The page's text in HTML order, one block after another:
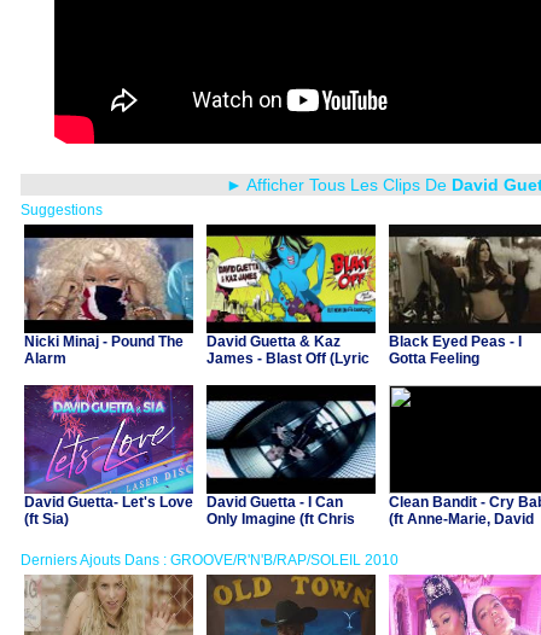
► Afficher Tous Les Clips De David
Suggestions
Nicki Minaj - Pound The
Alarm
David Guetta & Kaz
James - Blast Off (Lyric
Black Eyed Peas - I
Gotta Feeling
David Guetta- Let's Love
(ft Sia)
David Guetta - I Can
Only Imagine (ft Chris
Clean Bandit - Cry
(ft Anne-Marie, David
Derniers Ajouts Dans : GROOVE/R'N'B/RAP/SOLEIL 2010